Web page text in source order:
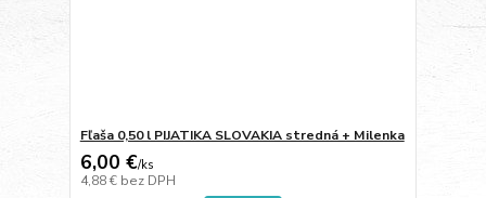
Fľaša 0,50 l PIJATIKA SLOVAKIA stredná + Milenka
6,00 €/ks
4,88 € bez DPH